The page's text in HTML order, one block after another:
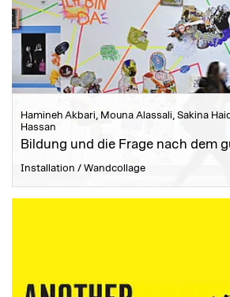
Hamineh Akbari, Mouna Alassali, Sakina
Hassan
Bildung und die Frage nach dem
Installation / Wandcollage